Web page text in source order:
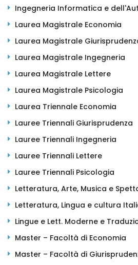
Ingegneria Informatica e
Laurea Magistrale Economia
Laurea Magistrale
Laurea Magistrale Ingegneria
Laurea Magistrale Lettere
Laurea Magistrale Psicologia
Laurea Triennale Economia
Lauree Triennali Giurisprudenza
Lauree Triennali Ingegneria
Lauree Triennali Lettere
Lauree Triennali Psicologia
Letteratura, Arte, Musica e
Letteratura, Lingua e cultura
Lingue e Lett. Moderne e
Master – Facoltà di Economia
Master – Facoltà di